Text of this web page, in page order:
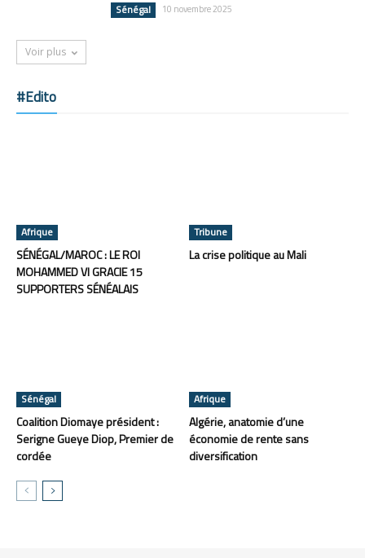
Sénégal 10 novembre 2025
Voir plus
#Edito
Afrique
SÉNÉGAL/MAROC : LE ROI
MOHAMMED VI GRACIE 15
SUPPORTERS SÉNÉALAIS
Tribune
La crise politique au Mali
Sénégal
Coalition Diomaye président :
Serigne Gueye Diop, Premier de
cordée
Afrique
Algérie, anatomie d’une
économie de rente sans
diversification